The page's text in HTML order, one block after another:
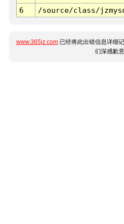
6 /source/class/
www.365jz.com 已经将此出错信息详细
们深感歉